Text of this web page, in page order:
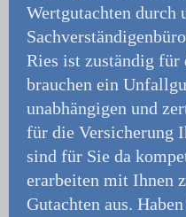
Wertgutachten durch
Ries ist zuständig für
brauchen ein
unabhängigen und
für die Versicherung
sind für Sie da
erarbeiten mit Ihnen
Gutachten aus.